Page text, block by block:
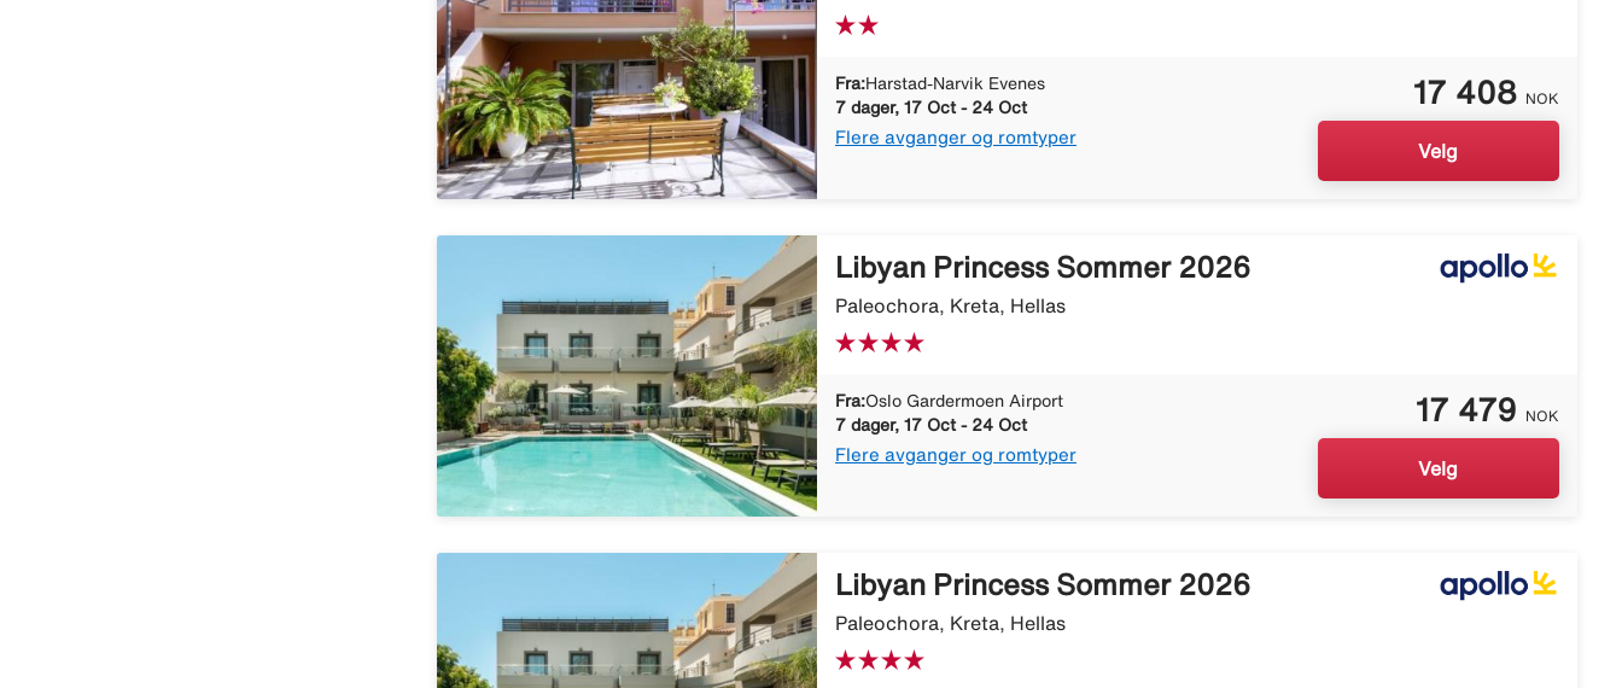
Fra:Harstad-Narvik Evenes
7 dager, 17 Oct - 24 Oct
Flere avganger og romtyper
17 408 NOK
Velg
Libyan Princess Sommer 2026
Paleochora, Kreta, Hellas
Fra:Oslo Gardermoen Airport
7 dager, 17 Oct - 24 Oct
Flere avganger og romtyper
17 479 NOK
Velg
Libyan Princess Sommer 2026
Paleochora, Kreta, Hellas